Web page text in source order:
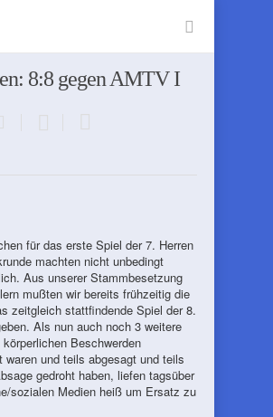
8:8 gegen AMTV I
für das erste Spiel der 7. Herren
machten nicht unbedingt
Aus unserer Stammbesetzung
mußten wir bereits frühzeitig die
zeitgleich stattfindende Spiel der 8.
Als nun auch noch 3 weitere
Beschwerden
waren und teils abgesagt und teils
gedroht haben, liefen tagsüber
sozialen Medien heiß um Ersatz zu